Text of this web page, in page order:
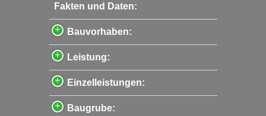
Fakten und Daten:
Bauvorhaben:
Leistung:
Einzelleistungen:
Baugrube: